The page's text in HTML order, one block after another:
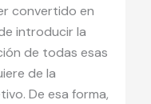
convertido en
introducir la
de todas esas
de la
De esa forma,